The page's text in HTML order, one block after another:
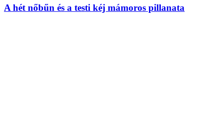
A hét nőbűn és a testi kéj mámoros pillanata